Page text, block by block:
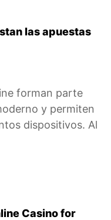
las apuestas
forman parte
y permiten
dispositivos. Al
Casino for